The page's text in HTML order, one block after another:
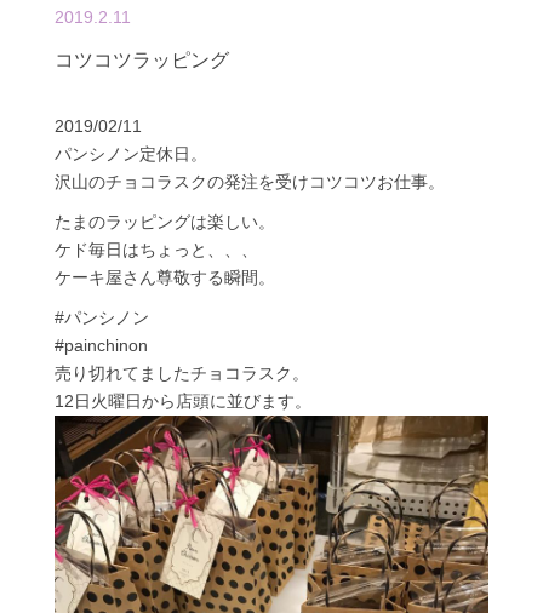
2019.2.11
コツコツラッピング
2019/02/11
パンシノン定休日。
沢山のチョコラスクの発注を受けコツコツお仕事。
たまのラッピングは楽しい。
ケド毎日はちょっと、、、
ケーキ屋さん尊敬する瞬間。
#パンシノン
#painchinon
売り切れてましたチョコラスク。
12日火曜日から店頭に並びます。